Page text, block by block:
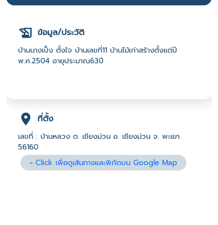
ข้อมูล/ประวัติ
บ้านนางเป็ง ตั้งใจ บ้านเลขที่11 บ้านไม้เก่าสร้างตั้งแต่ปี
พ.ศ.2504 อายุประมาณ63ปี
ที่ตั้ง
เลขที่ : บ้านหลวง ต. เชียงม่วน อ. เชียงม่วน จ. พะเยา
56160
-Click เพื่อดูเส้นทางและพิกัดบน Google Map